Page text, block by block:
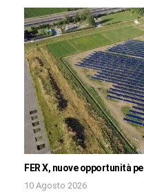
FER X, nuove opportunità
10 Agosto 2026